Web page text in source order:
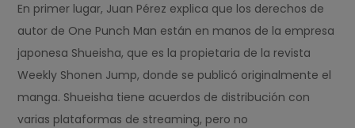
En primer lugar, Juan Pérez explica que los derechos de
autor de One Punch Man están en manos de la empresa
japonesa Shueisha, que es la propietaria de la revista
Weekly Shonen Jump, donde se publicó originalmente el
manga. Shueisha tiene acuerdos de distribución con
varias plataformas de streaming, pero no